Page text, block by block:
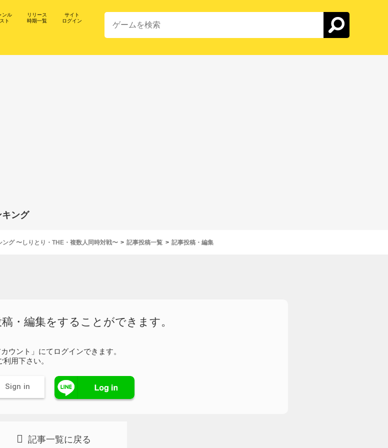
ンル
ト
リリース
時期一覧
サイト
ログイン
ング
ング 〜しりとり・THE・複数人同時対戦〜 記事投稿一覧 記事投稿・編集
・編集をすることができます。
ウント」にてログインできます。
用下さい。
Sign in
記事一覧に戻る